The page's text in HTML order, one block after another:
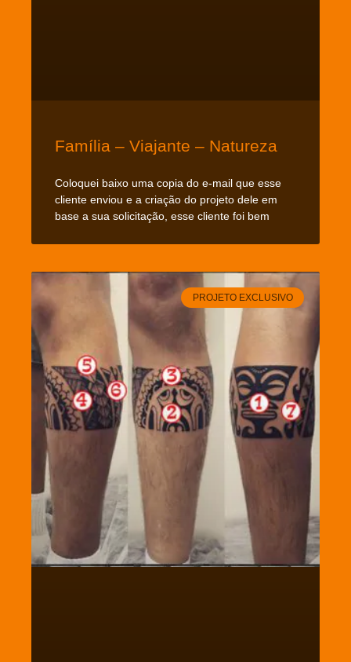
Família – Viajante – Natureza
Coloquei baixo uma copia do e-mail que esse
cliente enviou e a criação do projeto dele em
base a sua solicitação, esse cliente foi bem
PROJETO EXCLUSIVO